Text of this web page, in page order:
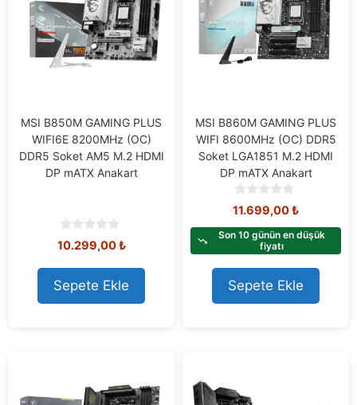
MSI B850M GAMING PLUS
WIFI6E 8200MHz (OC)
DDR5 Soket AM5 M.2 HDMI
DP mATX Anakart
0
o
u
t
o
f
10.299,00₺
Sepete Ekle
MSI B860M GAMING PLUS
WIFI 8600MHz (OC) DDR5
Soket LGA1851 M.2 HDMI
DP mATX Anakart
0
o
u
5
11.699,00₺
Son 10 günün en düşük
fiyatı
Sepete Ekle